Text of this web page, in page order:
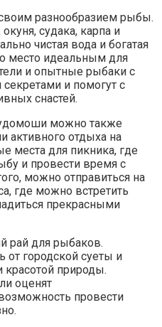
разнообразием рыбы.
судака, карпа и
чистая вода и богатая
место идеальным для
и опытные рыбаки с
и помогут с
снастей.
можно также
активного отдыха на
места для пикника, где
и провести время с
можно отправиться на
где можно встретить
прекрасными
рай для рыбаков.
от городской суеты и
красотой природы.
оценят
провести